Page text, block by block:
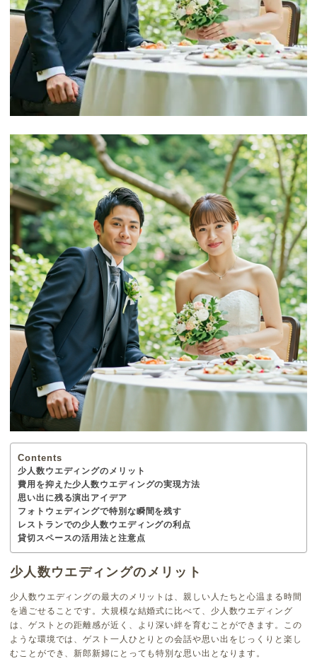
Contents
少人数ウエディングのメリット
費用を抑えた少人数ウエディングの実現方法
思い出に残る演出アイデア
フォトウェディングで特別な瞬間を残す
レストランでの少人数ウエディングの利点
貸切スペースの活用法と注意点
少人数ウエディングのメリット
少人数ウエディングの最大のメリットは、親しい人たちと心温まる時間
を過ごせることです。大規模な結婚式に比べて、少人数ウエディング
は、ゲストとの距離感が近く、より深い絆を育むことができます。この
ような環境では、ゲスト一人ひとりとの会話や思い出をじっくりと楽し
むことができ、新郎新婦にとっても特別な思い出となります。